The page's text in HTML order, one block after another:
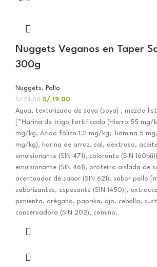
Nuggets Veganos en Taper
300g
Nuggets, Pollo
S/24.00 S/ 19.00
Agua, texturizado de soya (soya) , mezcla
[*Harina de trigo fortificada (Hierro 55 mg/
mg/kg, Ácido fólico 1.2 mg/kg, Tiamina 5
mg/kg), harina de arroz, sal, dextrosa,
emulsionante (SIN 471), colorante (SIN
emulsionante (SIN 461), proteína aislada de
acentuador de sabor (SIN 621), sabor pollo
saborizantes, espesante (SIN 1450)],
pimienta, orégano, paprika, ajo, cebolla,
conservadora (SIN 202), comino.